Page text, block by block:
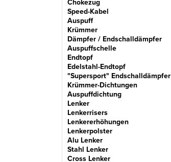
Chokezug
Speed-Kabel
Auspuff
Krümmer
Dämpfer / Endschalldämpfer
Auspuffschelle
Endtopf
Edelstahl-Endtopf
"Supersport" Endschalldämpfer
Krümmer-Dichtungen
Auspuffdichtung
Lenker
Lenkerrisers
Lenkererhöhungen
Lenkerpolster
Alu Lenker
Stahl Lenker
Cross Lenker